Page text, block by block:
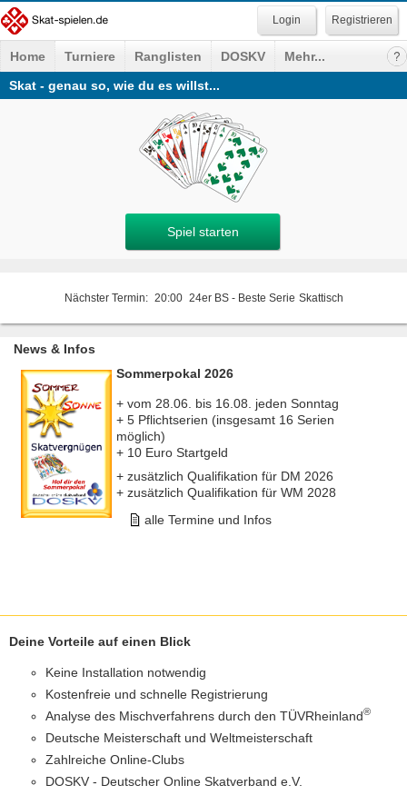
Registrieren
Home Turniere Ranglisten DOSKV
Mehr...
Skat - genau so, wie du es willst...
Spiel starten
Nächster Termin: 20:00 24er BS - Beste Serie Skattisch
News & Infos
Sommerpokal 2026
+ vom 28.06. bis 16.08. jeden Sonntag
+ 5 Pflichtserien (insgesamt 16 Serien
möglich)
+ 10 Euro Startgeld
+ zusätzlich Qualifikation für DM 2026
+ zusätzlich Qualifikation für WM 2028
alle Termine und Infos
Deine Vorteile auf einen Blick
Keine Installation notwendig
Kostenfreie und schnelle Registrierung
Analyse des Mischverfahrens durch den TÜVRheinland®
Deutsche Meisterschaft und Weltmeisterschaft
Zahlreiche Online-Clubs
DOSKV - Deutscher Online Skatverband e.V.